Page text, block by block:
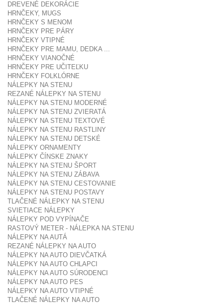
DREVENÉ DEKORÁCIE
HRNČEKY, MUGS
HRNČEKY S MENOM
HRNČEKY PRE PÁRY
HRNČEKY VTIPNÉ
HRNČEKY PRE MAMU, DEDKA ...
HRNČEKY VIANOČNÉ
HRNČEKY PRE UČITEĽKU
HRNČEKY FOLKLÓRNE
NÁLEPKY NA STENU
REZANÉ NÁLEPKY NA STENU
NÁLEPKY NA STENU MODERNÉ
NÁLEPKY NA STENU ZVIERATÁ
NÁLEPKY NA STENU TEXTOVÉ
NÁLEPKY NA STENU RASTLINY
NÁLEPKY NA STENU DETSKÉ
NÁLEPKY ORNAMENTY
NÁLEPKY ČÍNSKE ZNAKY
NÁLEPKY NA STENU ŠPORT
NÁLEPKY NA STENU ZÁBAVA
NÁLEPKY NA STENU CESTOVANIE
NÁLEPKY NA STENU POSTAVY
TLAČENÉ NÁLEPKY NA STENU
SVIETIACE NÁLEPKY
NÁLEPKY POD VYPÍNAČE
RASTOVÝ METER - NÁLEPKA NA STENU
NÁLEPKY NA AUTÁ
REZANÉ NÁLEPKY NA AUTO
NÁLEPKY NA AUTO DIEVČATKÁ
NÁLEPKY NA AUTO CHLAPCI
NÁLEPKY NA AUTO SÚRODENCI
NÁLEPKY NA AUTO PES
NÁLEPKY NA AUTO VTIPNÉ
TLAČENÉ NÁLEPKY NA AUTO